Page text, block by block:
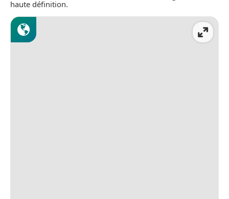
haute définition.